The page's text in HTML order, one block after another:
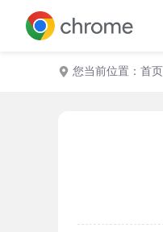
您当前位置： 首页